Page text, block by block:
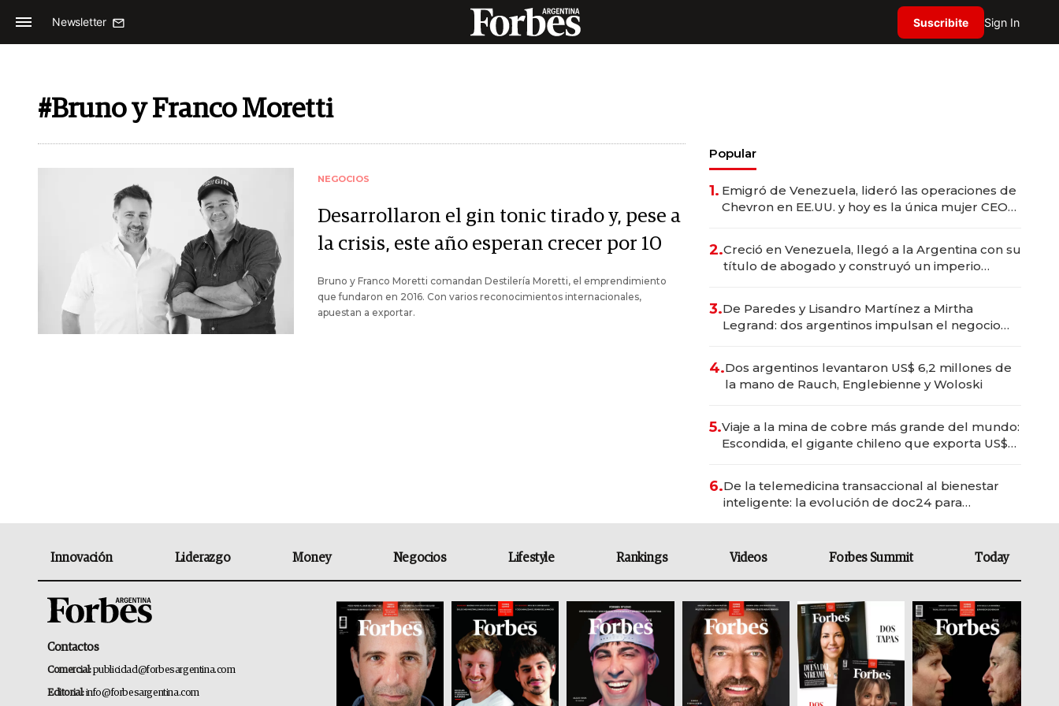
Newsletter Suscribite Sign In
#Bruno y Franco Moretti
NEGOCIOS
Desarrollaron el gin tonic tirado y, pese a
la crisis, este año esperan crecer por 10
Bruno y Franco Moretti comandan Destilería Moretti, el emprendimiento
que fundaron en 2016. Con varios reconocimientos internacionales,
apuestan a exportar.
Popular
1. Emigró de Venezuela, lideró las operaciones de
Chevron en EE.UU. y hoy es la única mujer CEO
2.Creció en Venezuela, llegó a la Argentina con su
título de abogado y construyó un imperio
3.De Paredes y Lisandro Martínez a Mirtha
Legrand: dos argentinos impulsan el negocio
4.Dos argentinos levantaron US$ 6,2 millones de
la mano de Rauch, Englebienne y Woloski
5.Viaje a la mina de cobre más grande del mundo:
Escondida, el gigante chileno que exporta US$
6.De la telemedicina transaccional al bienestar
inteligente: la evolución de doc24 para
Innovación Liderazgo Money Negocios Lifestyle Rankings Videos Forbes Summit Today
Contactos
Comercial:publicidad@forbesargentina.com
Editorial:info@forbesargentina.com